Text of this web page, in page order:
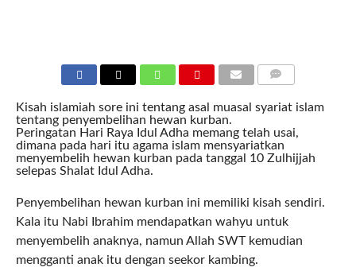
Kisah islamiah sore ini tentang asal muasal syariat islam
tentang penyembelihan hewan kurban.
Peringatan Hari Raya Idul Adha memang telah usai,
dimana pada hari itu agama islam mensyariatkan
menyembelih hewan kurban pada tanggal 10 Zulhijjah
selepas Shalat Idul Adha.
Penyembelihan hewan kurban ini memiliki kisah sendiri.
Kala itu Nabi Ibrahim mendapatkan wahyu untuk
menyembelih anaknya, namun Allah SWT kemudian
mengganti anak itu dengan seekor kambing.